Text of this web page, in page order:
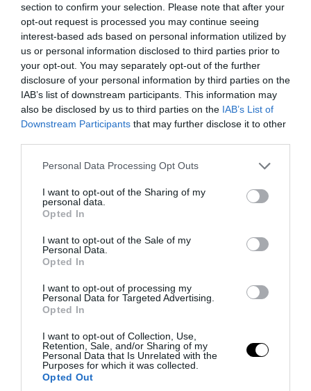
section to confirm your selection. Please note that after your
opt-out request is processed you may continue seeing
interest-based ads based on personal information utilized by
us or personal information disclosed to third parties prior to
your opt-out. You may separately opt-out of the further
disclosure of your personal information by third parties on the
IAB’s list of downstream participants. This information may
also be disclosed by us to third parties on the IAB’s List of
Downstream Participants that may further disclose it to other
Please note that this website/app uses one or more Google
not limited to your visit or usage behaviour. You may click to
grant or deny consent to Google and its third-party tags to
use your data for below specified purposes in below Google
consent section.
Personal Data Processing Opt Outs
I want to opt-out of the Sharing of my
personal data.
Opted In
I want to opt-out of the Sale of my
Personal Data.
Opted In
I want to opt-out of processing my
Personal Data for Targeted Advertising.
Opted In
I want to opt-out of Collection, Use,
Retention, Sale, and/or Sharing of my
Personal Data that Is Unrelated with the
Purposes for which it was collected.
Opted Out
PRONEWS.GR /ΙΣΤΟΡΙΑ
Ο Δούναβης αποκάλυψε έναν «χαμένο
θησαυρό» – Εμφανίστηκαν τα θεμέλια
της γέφυρας του Μεγάλου Κωνσταντίνου
(φώτο)
06.08.2026 | 19:25